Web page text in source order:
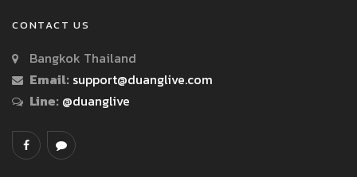
CONTACT US
Bangkok Thailand
Email: support@duanglive.com
Line: @duanglive